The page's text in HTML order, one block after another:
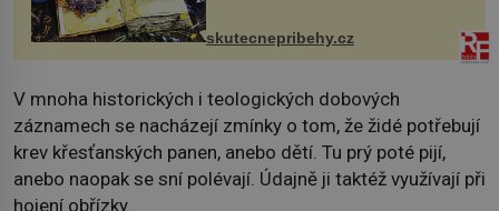
změnil v děsivý zážitek, na kt...
skutecnepribehy.cz
V mnoha historických i teologických dobových
záznamech se nacházejí zmínky o tom, že židé potřebují
krev křesťanských panen, anebo dětí. Tu prý poté pijí,
anebo naopak se sní polévají. Údajně ji taktéž využívají při
hojení obřízky.